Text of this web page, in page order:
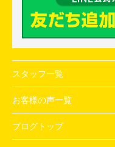
スタッフ一覧
お客様の声一覧
ブログトップ